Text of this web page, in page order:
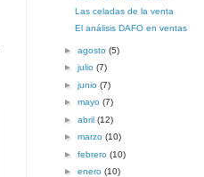
Las celadas de la venta
El análisis DAFO en ventas
► agosto (5)
► julio (7)
► junio (7)
► mayo (7)
► abril (12)
► marzo (10)
► febrero (10)
► enero (10)